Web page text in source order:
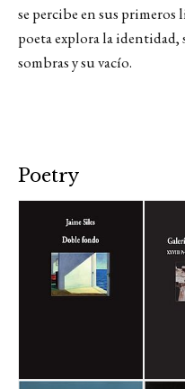
se percibe en sus primeros
poeta explora la identidad,
sombras y su vacío.
Poetry